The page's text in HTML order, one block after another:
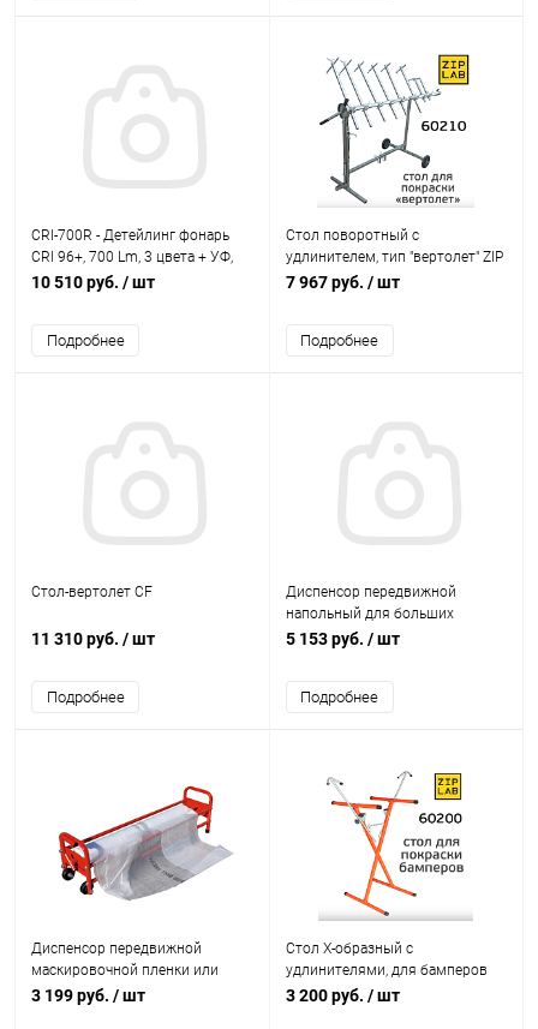
CRI-700R - Детейлинг фонарь
CRI 96+, 700 Lm, 3 цвета + УФ,
5200mAh | UNILITE
10 510 руб. / шт
Подробнее
Стол поворотный с
удлинителем, тип "вертолет" ZIP
LAB
7 967 руб. / шт
Подробнее
Стол-вертолет CF
11 310 руб. / шт
Подробнее
Диспенсор передвижной
напольный для больших
рулонных салфеток ZIP LAB
5 153 руб. / шт
Подробнее
Диспенсор передвижной
маскировочной пленки или
бумаги ZIP LAB
3 199 руб. / шт
Стол X-образный с
удлинителями, для бамперов
ZIP LAB
3 200 руб. / шт